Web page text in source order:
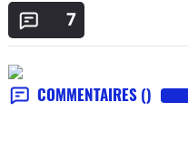
7
COMMENTAIRES ()